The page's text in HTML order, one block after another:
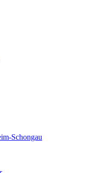
Schongau